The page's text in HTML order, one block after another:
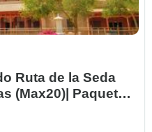
Ruta de la Seda
(Max20)| Paquete